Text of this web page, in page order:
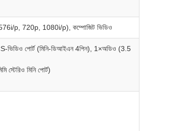
p, 720p, 1080i/p), কম্পোজিট ভিডিও
ভিডিও পোর্ট (মিনি-ডিআইএন 4পিন), 1×অডিও (3.5
মিনি পোর্ট)